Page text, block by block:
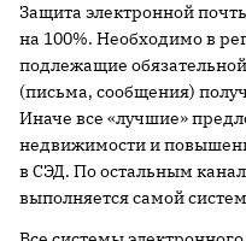
Защита электронной
на 100%. Необходимо в
подлежащие
(письма, сообщения)
Иначе все «лучшие»
недвижимости и
в СЭД. По остальным
выполняется самой